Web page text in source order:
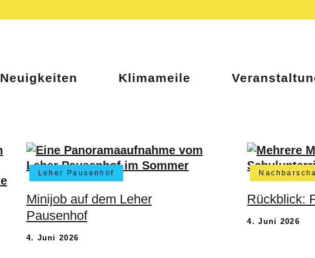
Neuigkeiten Klimameile
Leher Pausenhof
Minijob auf dem Leher
Pausenhof
4. Juni 2026
Rückblick:
4. Juni 2026